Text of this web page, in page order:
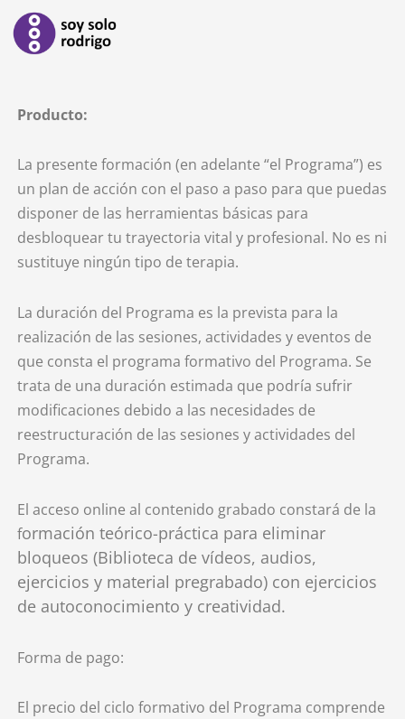
contenido
Producto:
La presente formación (en adelante “el Programa”) es
un plan de acción con el paso a paso para que puedas
disponer de las herramientas básicas para
desbloquear tu trayectoria vital y profesional. No es ni
sustituye ningún tipo de terapia.
La duración del Programa es la prevista para la
realización de las sesiones, actividades y eventos de
que consta el programa formativo del Programa. Se
trata de una duración estimada que podría sufrir
modificaciones debido a las necesidades de
reestructuración de las sesiones y actividades del
Programa.
El acceso online al contenido grabado constará de la
formación teórico-práctica para eliminar
bloqueos (Biblioteca de vídeos, audios,
ejercicios y material pregrabado) con ejercicios
de autoconocimiento y creatividad.
Forma de pago:
El precio del ciclo formativo del Programa comprende